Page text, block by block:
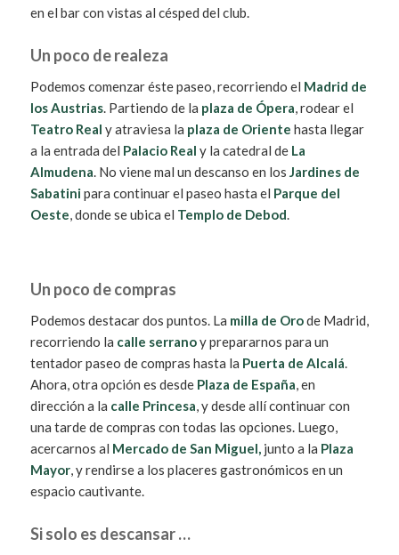
en el bar con vistas al césped del club.
Un poco de realeza
Podemos comenzar éste paseo, recorriendo el Madrid de
los Austrias. Partiendo de la plaza de Ópera , rodear el
Teatro Real y atraviesa la plaza de Oriente hasta llegar
a la entrada del Palacio Real y la catedral de La
Almudena . No viene mal un descanso en los Jardines de
Sabatinipara continuar el paseo hasta el Parque del
Oeste , donde se ubica el Templo de Debod
Un poco de compras
Podemos destacar dos puntos. La milla de Orode Madrid,
recorriendo la calle serranoy prepararnos para un
tentador paseo de compras hasta la Puerta de Alcalá.
Ahora, otra opción es desde Plaza de España, en
dirección a la calle Princesa, y desde allí continuar con
una tarde de compras con todas las opciones. Luego,
acercarnos al Mercado de San Miguel,junto a la Plaza
Mayor, y rendirse a los placeres gastronómicos en un
espacio cautivante.
Si solo es descansar …